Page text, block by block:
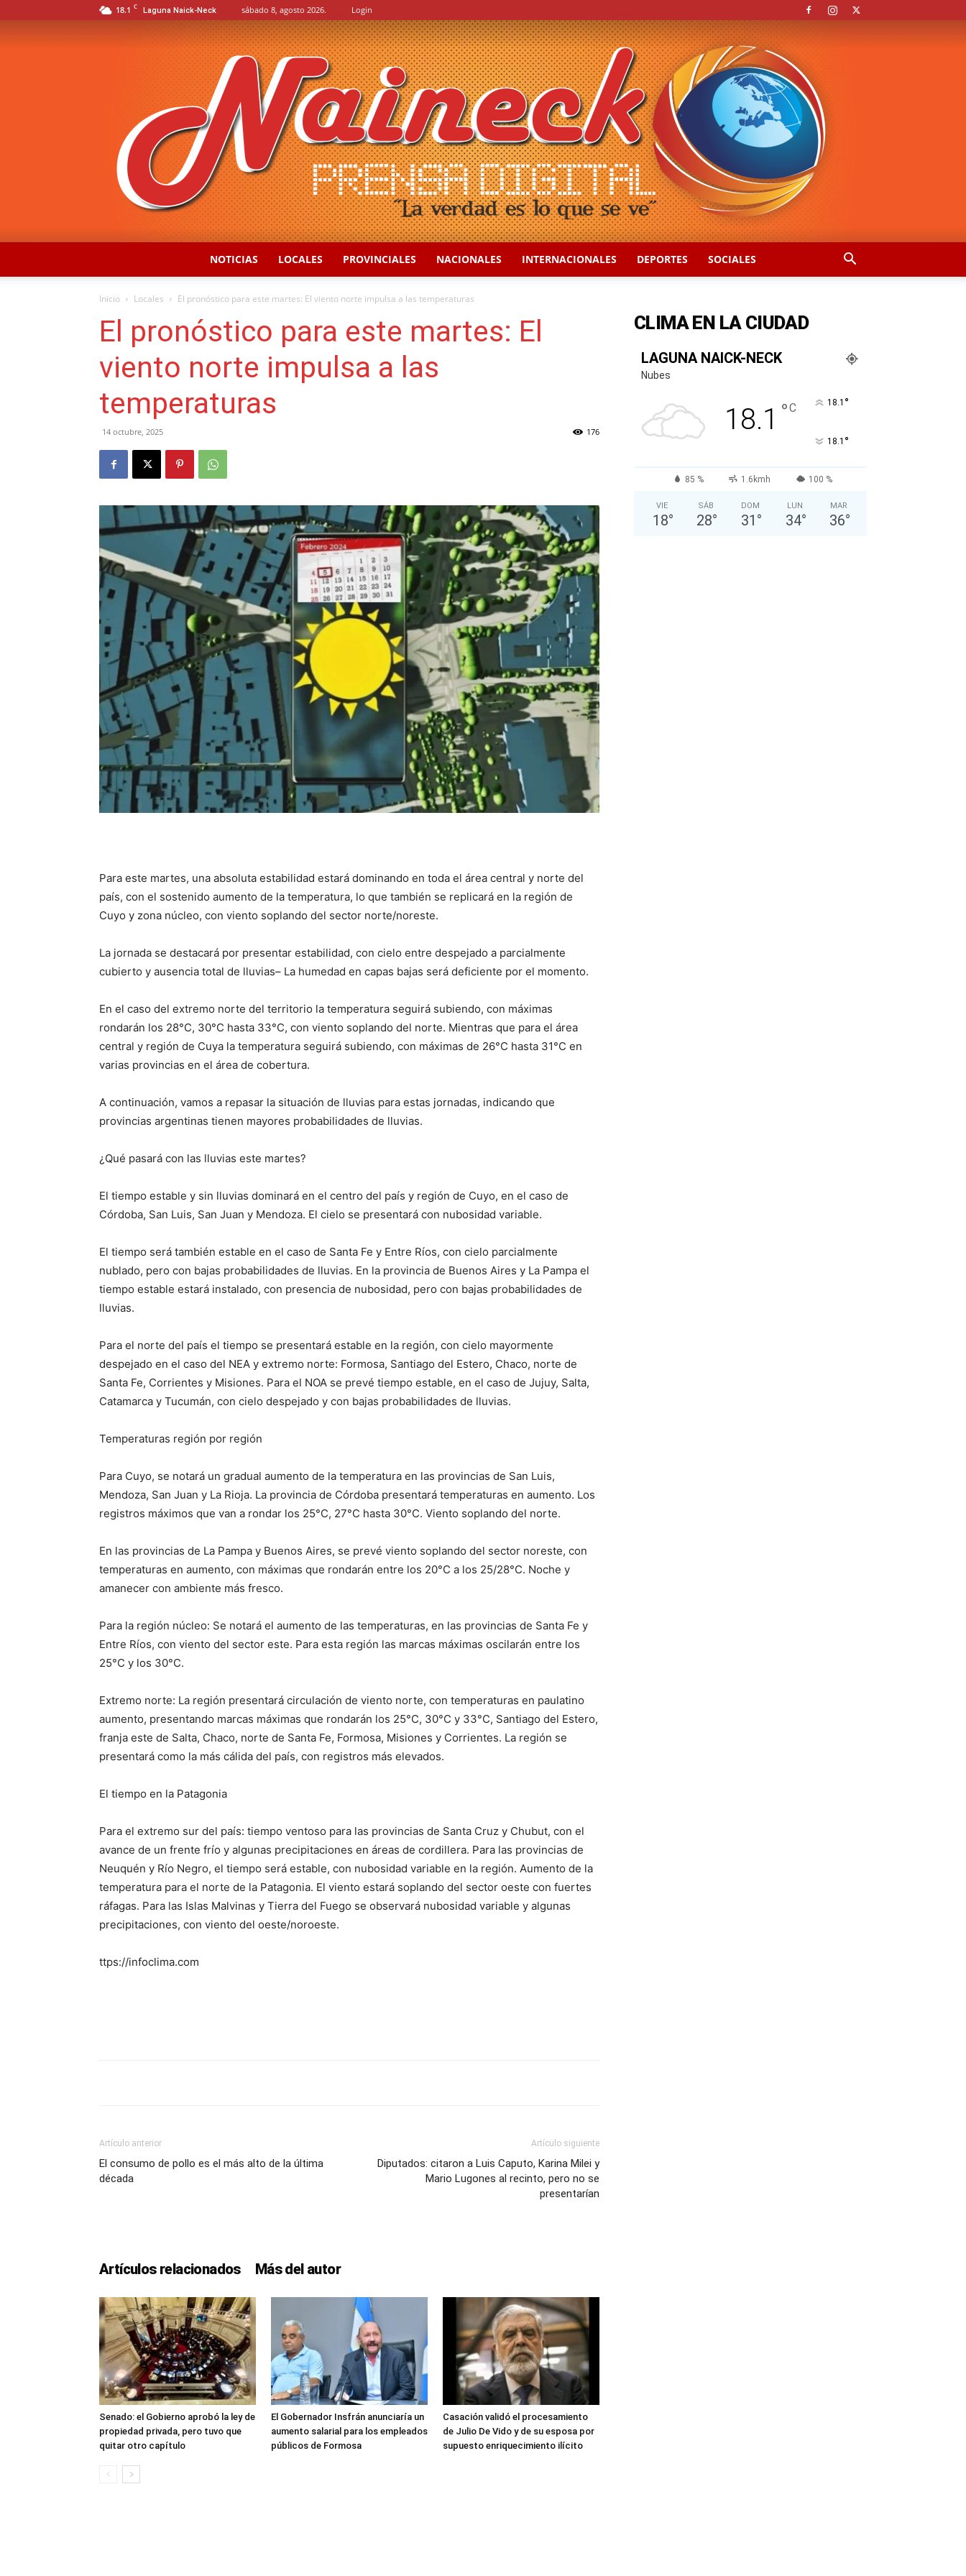
18.1 C Laguna Naick-Neck sábado 8, agosto 2026. Login
DIGITAL
La
lo
se
NOTICIAS LOCALES PROVINCIALES NACIONALES INTERNACIONALES DEPORTES SOCIALES
Inicio Locales El pronóstico para este martes: El viento norte impulsa a las temperaturas
El pronóstico para este martes: El
viento norte impulsa a las
temperaturas
14 octubre, 2025 176
Para este martes, una absoluta estabilidad estará dominando en toda el área central y norte del
país, con el sostenido aumento de la temperatura, lo que también se replicará en la región de
Cuyo y zona núcleo, con viento soplando del sector norte/noreste.
La jornada se destacará por presentar estabilidad, con cielo entre despejado a parcialmente
cubierto y ausencia total de lluvias– La humedad en capas bajas será deficiente por el momento.
En el caso del extremo norte del territorio la temperatura seguirá subiendo, con máximas
rondarán los 28°C, 30°C hasta 33°C, con viento soplando del norte. Mientras que para el área
central y región de Cuya la temperatura seguirá subiendo, con máximas de 26°C hasta 31°C en
varias provincias en el área de cobertura.
A continuación, vamos a repasar la situación de lluvias para estas jornadas, indicando que
provincias argentinas tienen mayores probabilidades de lluvias.
¿Qué pasará con las lluvias este martes?
El tiempo estable y sin lluvias dominará en el centro del país y región de Cuyo, en el caso de
Córdoba, San Luis, San Juan y Mendoza. El cielo se presentará con nubosidad variable.
El tiempo será también estable en el caso de Santa Fe y Entre Ríos, con cielo parcialmente
nublado, pero con bajas probabilidades de lluvias. En la provincia de Buenos Aires y La Pampa el
tiempo estable estará instalado, con presencia de nubosidad, pero con bajas probabilidades de
lluvias.
Para el norte del país el tiempo se presentará estable en la región, con cielo mayormente
despejado en el caso del NEA y extremo norte: Formosa, Santiago del Estero, Chaco, norte de
Santa Fe, Corrientes y Misiones. Para el NOA se prevé tiempo estable, en el caso de Jujuy, Salta,
Catamarca y Tucumán, con cielo despejado y con bajas probabilidades de lluvias.
Temperaturas región por región
Para Cuyo, se notará un gradual aumento de la temperatura en las provincias de San Luis,
Mendoza, San Juan y La Rioja. La provincia de Córdoba presentará temperaturas en aumento. Los
registros máximos que van a rondar los 25°C, 27°C hasta 30°C. Viento soplando del norte.
En las provincias de La Pampa y Buenos Aires, se prevé viento soplando del sector noreste, con
temperaturas en aumento, con máximas que rondarán entre los 20°C a los 25/28°C. Noche y
amanecer con ambiente más fresco.
Para la región núcleo: Se notará el aumento de las temperaturas, en las provincias de Santa Fe y
Entre Ríos, con viento del sector este. Para esta región las marcas máximas oscilarán entre los
25°C y los 30°C.
Extremo norte: La región presentará circulación de viento norte, con temperaturas en paulatino
aumento, presentando marcas máximas que rondarán los 25°C, 30°C y 33°C, Santiago del Estero,
franja este de Salta, Chaco, norte de Santa Fe, Formosa, Misiones y Corrientes. La región se
presentará como la más cálida del país, con registros más elevados.
El tiempo en la Patagonia
Para el extremo sur del país: tiempo ventoso para las provincias de Santa Cruz y Chubut, con el
avance de un frente frío y algunas precipitaciones en áreas de cordillera. Para las provincias de
Neuquén y Río Negro, el tiempo será estable, con nubosidad variable en la región. Aumento de la
temperatura para el norte de la Patagonia. El viento estará soplando del sector oeste con fuertes
ráfagas. Para las Islas Malvinas y Tierra del Fuego se observará nubosidad variable y algunas
precipitaciones, con viento del oeste/noroeste.
ttps://infoclima.com
Artículo anterior
El consumo de pollo es el más alto de la última
década
Artículo siguiente
Diputados: citaron a Luis Caputo, Karina Milei y
Mario Lugones al recinto, pero no se
presentarían
Artículos relacionados Más del autor
Senado: el Gobierno aprobó la ley de
propiedad privada, pero tuvo que
quitar otro capítulo
El Gobernador Insfrán anunciaría un
aumento salarial para los empleados
públicos de Formosa
Casación validó el procesamiento
de Julio De Vido y de su esposa por
supuesto enriquecimiento ilícito
CLIMA EN LA CIUDAD
LAGUNA NAICK-NECK
Nubes
18.1 °C 18.1 °
18.1 °
85 % 1.6kmh 100 %
VIE
18°
SÁB
28°
DOM
31 °
LUN
34°
MAR
36°